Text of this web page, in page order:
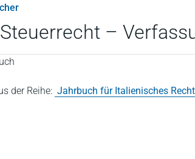
–
der Reihe: Jahrbuch für Italienisches Recht